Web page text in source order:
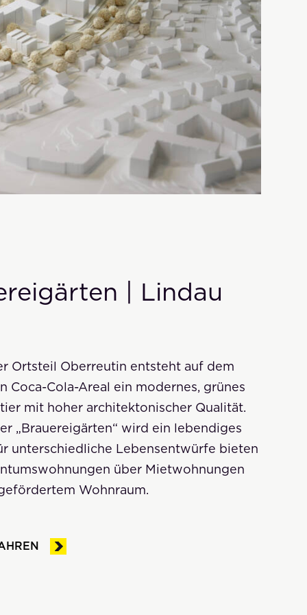
| Lindau
Ortsteil Oberreutin entsteht auf dem
Coca-Cola-Areal ein modernes, grünes
mit hoher architektonischer Qualität.
„Brauereigärten“ wird ein lebendiges
unterschiedliche Lebensentwürfe bieten
über Mietwohnungen
Wohnraum.